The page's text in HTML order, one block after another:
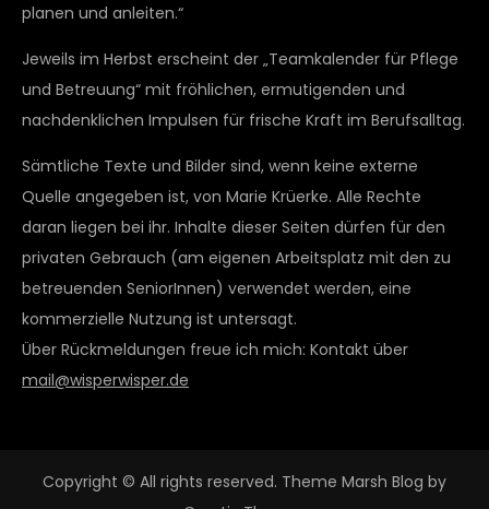
planen und anleiten.“
Jeweils im Herbst erscheint der „Teamkalender für Pflege
und Betreuung“ mit fröhlichen, ermutigenden und
nachdenklichen Impulsen für frische Kraft im Berufsalltag.
Sämtliche Texte und Bilder sind, wenn keine externe
Quelle angegeben ist, von Marie Krüerke. Alle Rechte
daran liegen bei ihr. Inhalte dieser Seiten dürfen für den
privaten Gebrauch (am eigenen Arbeitsplatz mit den zu
betreuenden SeniorInnen) verwendet werden, eine
kommerzielle Nutzung ist untersagt.
Über Rückmeldungen freue ich mich: Kontakt über
mail@wisperwisper.de
Copyright © All rights reserved. Theme Marsh Blog by